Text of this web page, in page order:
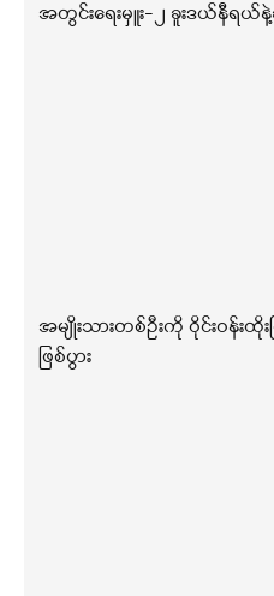
အတွင်းရေးမှူး-၂ ခူးဒယ်နီရယ်
အမျိုးသားတစ်ဦးကို ဝိုင်းဝန်းထို
ဖြစ်ပွား